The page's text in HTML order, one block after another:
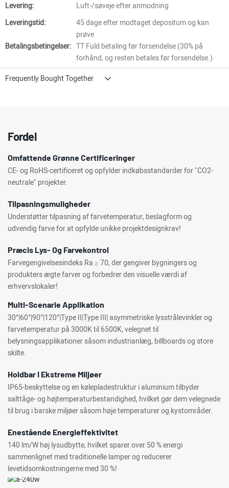
Levering:
Luft-/søveje efter anmodning
Leveringstid:
45 dage efter modtaget depositum og kan
prøve
Betalingsbetingelser: TT Fuld betaling før forsendelse (30% på
forhånd, og resten betales før forsendelse.)
Frequently Bought Together
Fordel
Omfattende Grønne Certificeringer
CE- og RoHS-certificeret og opfylder indkøbsstandarder for "CO2-
neutrale" projekter.
Tilpasningsmuligheder
Understøtter tilpasning af farvetemperatur, beslagform og
udvendig farve for at opfylde unikke projektdesignkrav!
Præcis Lys- Og Farvekontrol
Farvegengivelsesindeks Ra ≥ 70, der gengiver bygningers og
produkters ægte farver og forbedrer den visuelle værdi af
erhvervslokaler!
Multi-Scenarie Applikation
30°|60°|90°|120°|Type II|Type III| asymmetriske lysstrålevinkler og
farvetemperatur på 3000K til 6500K, velegnet til
belysningsapplikationer såsom industrianlæg, billboards og store
skilte.
Holdbar I Ekstreme Miljøer
IP65-beskyttelse og en kølepladestruktur i aluminium tilbyder
salttåge- og højtemperaturbestandighed, hvilket gør dem velegnede
til brug i barske miljøer såsom høje temperaturer og kystområder.
Enestående Energieffektivitet
140 lm/W høj lysudbytte, hvilket sparer over 50 % energi
sammenlignet med traditionelle lamper og reducerer
levetidsomkostningerne med 30 %!